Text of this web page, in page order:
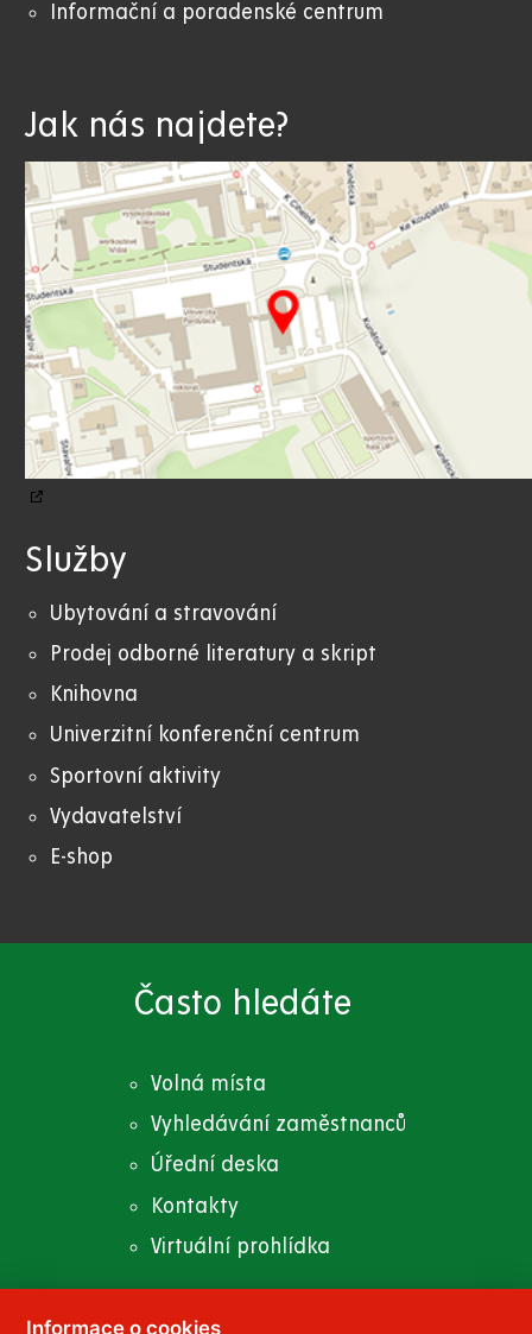
Informační a poradenské centrum
Jak nás najdete?
Služby
Ubytování a stravování
Prodej odborné literatury a skript
Knihovna
Univerzitní konferenční centrum
Sportovní aktivity
Vydavatelství
E-shop
Často hledáte
Volná místa
Vyhledávání zaměstnanců
Úřední deska
Kontakty
Virtuální prohlídka
Informace o cookies